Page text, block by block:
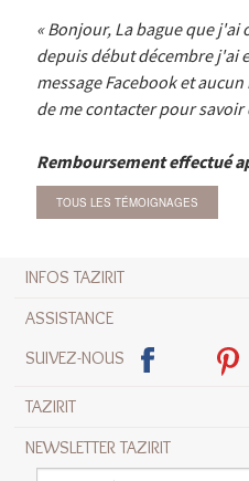
Bonjour, La bague que j'ai
depuis début décembre j'ai
message Facebook et
de me contacter pour
Remboursement effectué
TOUS LES TÉMOIGNAGES
INFOS TAZIRIT
ASSISTANCE
SUIVEZ-NOUS
TAZIRIT
NEWSLETTER TAZIRIT